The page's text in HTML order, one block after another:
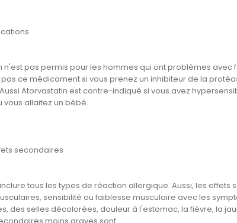
n'est pas permis pour les hommes qui ont problèmes
ce médicament si vous prenez un inhibiteur de la
Atorvastatin est contre-indiqué si vous avez
vous allaitez un bébé.
secondaires
tous les types de réaction allergique. Aussi, les effets
sensibilité ou faiblesse musculaire avec les
des selles décolorées, douleur à l'estomac, la fièvre, la